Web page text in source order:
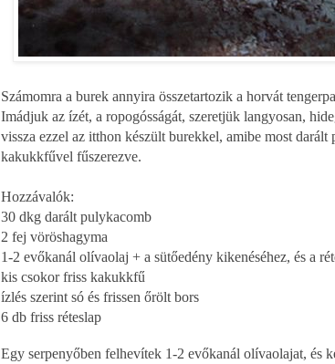
Számomra a burek annyira összetartozik a horvát
Imádjuk az ízét, a ropogósságát, szeretjük langyosan,
vissza ezzel az itthon készült burekkel, amibe most
kakukkfűvel fűszerezve.
Hozzávalók:
30 dkg darált pulykacomb
2 fej vöröshagyma
1-2 evőkanál olívaolaj + a sütőedény kikenéséhez, és a
kis csokor friss kakukkfű
ízlés szerint só és frissen őrölt bors
6 db friss réteslap
Egy serpenyőben felhevítek 1-2 evőkanál olívaolajat, és